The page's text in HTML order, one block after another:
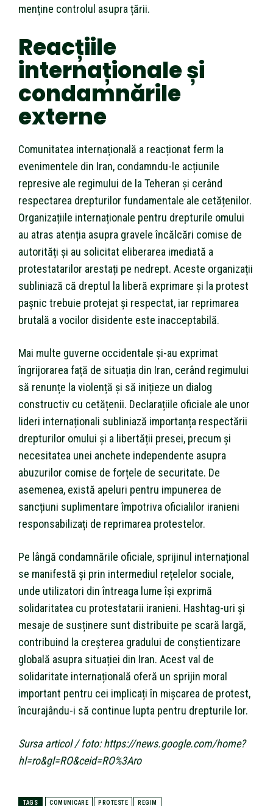
menține controlul asupra țării.
Reacțiile
internaționale și
condamnările
externe
Comunitatea internațională a reacționat ferm la
evenimentele din Iran, condamndu-le acțiunile
represive ale regimului de la Teheran și cerând
respectarea drepturilor fundamentale ale cetățenilor.
Organizațiile internaționale pentru drepturile omului
au atras atenția asupra gravele încălcări comise de
autorități și au solicitat eliberarea imediată a
protestatarilor arestați pe nedrept. Aceste organizații
subliniază că dreptul la liberă exprimare și la protest
pașnic trebuie protejat și respectat, iar reprimarea
brutală a vocilor disidente este inacceptabilă.
Mai multe guverne occidentale și-au exprimat
îngrijorarea față de situația din Iran, cerând regimului
să renunțe la violență și să inițieze un dialog
constructiv cu cetățenii. Declarațiile oficiale ale unor
lideri internaționali subliniază importanța respectării
drepturilor omului și a libertății presei, precum și
necesitatea unei anchete independente asupra
abuzurilor comise de forțele de securitate. De
asemenea, există apeluri pentru impunerea de
sancțiuni suplimentare împotriva oficialilor iranieni
responsabilizați de reprimarea protestelor.
Pe lângă condamnările oficiale, sprijinul internațional
se manifestă și prin intermediul rețelelor sociale,
unde utilizatori din întreaga lume își exprimă
solidaritatea cu protestatarii iranieni. Hashtag-uri și
mesaje de susținere sunt distribuite pe scară largă,
contribuind la creșterea gradului de conștientizare
globală asupra situației din Iran. Acest val de
solidaritate internațională oferă un sprijin moral
important pentru cei implicați în mișcarea de protest,
încurajându-i să continue lupta pentru drepturile lor.
Sursa articol / foto: https://news.google.com/home?
hl=ro&gl=RO&ceid=RO%3Aro
TAGS COMUNICARE PROTESTE REGIM